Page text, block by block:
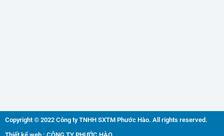
Copyright © 2022 Công ty TNHH SXTM Phước Hào. All rights reserved.